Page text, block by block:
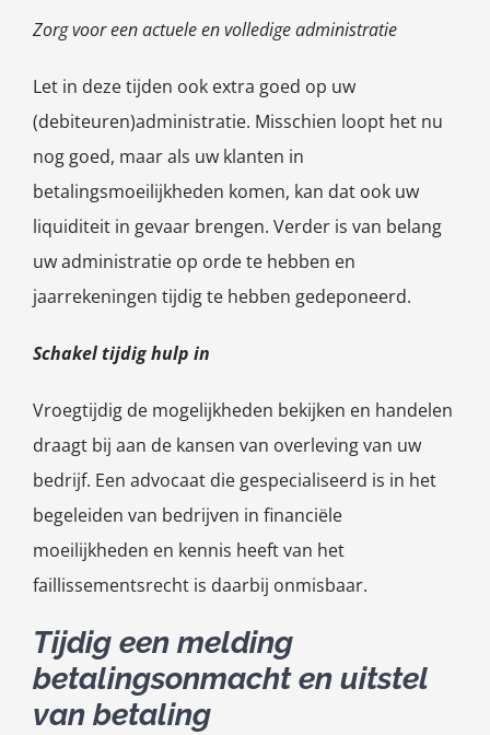
Zorg voor een actuele en volledige administratie
Let in deze tijden ook extra goed op uw
(debiteuren)administratie. Misschien loopt het nu
nog goed, maar als uw klanten in
betalingsmoeilijkheden komen, kan dat ook uw
liquiditeit in gevaar brengen. Verder is van belang
uw administratie op orde te hebben en
jaarrekeningen tijdig te hebben gedeponeerd.
Schakel tijdig hulp in
Vroegtijdig de mogelijkheden bekijken en handelen
draagt bij aan de kansen van overleving van uw
bedrijf. Een advocaat die gespecialiseerd is in het
begeleiden van bedrijven in financiële
moeilijkheden en kennis heeft van het
faillissementsrecht is daarbij onmisbaar.
Tijdig een melding
betalingsonmacht en uitstel
van betaling